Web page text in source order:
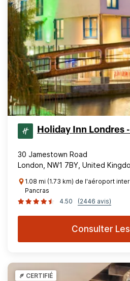
Holiday Inn Londres
30 Jamestown Road
London, NW1 7BY, United
1.08 mi (1.73 km) de l'aéroport
Pancras
4.50
(2446 avis)
Consulter
CERTIFIÉ